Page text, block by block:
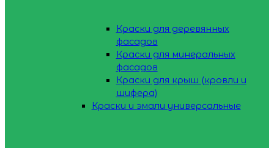
Краски для деревянных
фасадов
Краски для минеральных
фасадов
Краски для крыш (кровли и
шифера)
Краски и эмали универсальные